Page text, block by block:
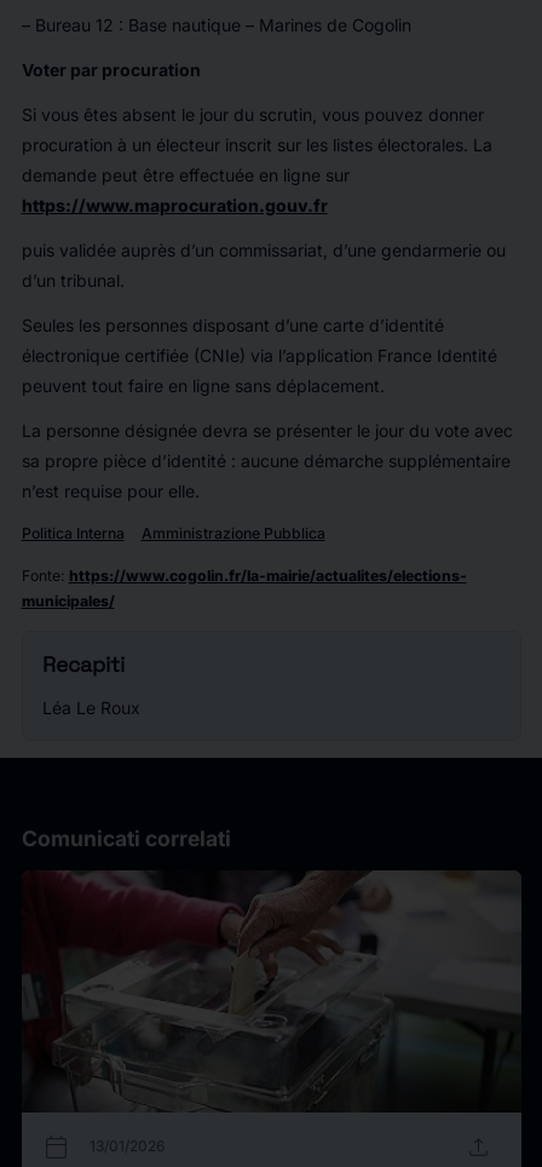
– Bureau 12 : Base nautique – Marines de Cogolin
Voter par procuration
Si vous êtes absent le jour du scrutin, vous pouvez donner
procuration à un électeur inscrit sur les listes électorales. La
demande peut être effectuée en ligne sur
https://www.maprocuration.gouv.fr
puis validée auprès d’un commissariat, d’une gendarmerie ou
d’un tribunal.
Seules les personnes disposant d’une carte d’identité
électronique certifiée (CNIe) via l’application France Identité
peuvent tout faire en ligne sans déplacement.
La personne désignée devra se présenter le jour du vote avec
sa propre pièce d’identité : aucune démarche supplémentaire
n’est requise pour elle.
Politica Interna Amministrazione Pubblica
Fonte: https://www.cogolin.fr/la-mairie/actualites/elections-
municipales/
Recapiti
Léa Le Roux
Comunicati correlati
calendar_today 13/01/2026 upload